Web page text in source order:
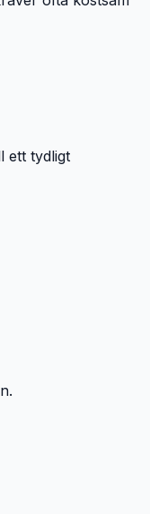
ett tydligt